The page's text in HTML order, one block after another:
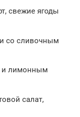
свежие ягоды
со сливочным
и лимонным
салат,